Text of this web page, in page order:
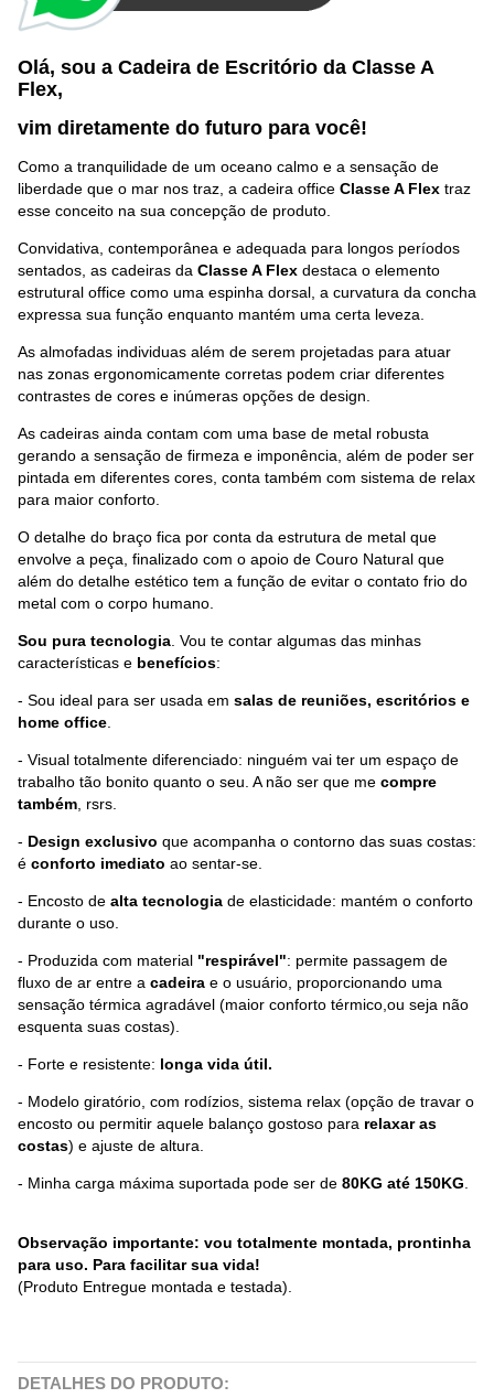
Olá, sou a Cadeira de Escritório da Classe A
Flex,
vim diretamente do futuro para você!
Como a tranquilidade de um oceano calmo e a sensação de
liberdade que o mar nos traz, a cadeira office Classe A Flex traz
esse conceito na sua concepção de produto.
Convidativa, contemporânea e adequada para longos períodos
sentados, as cadeiras da Classe A Flex destaca o elemento
estrutural office como uma espinha dorsal, a curvatura da concha
expressa sua função enquanto mantém uma certa leveza.
As almofadas individuas além de serem projetadas para atuar
nas zonas ergonomicamente corretas podem criar diferentes
contrastes de cores e inúmeras opções de design.
As cadeiras ainda contam com uma base de metal robusta
gerando a sensação de firmeza e imponência, além de poder ser
pintada em diferentes cores, conta também com sistema de relax
para maior conforto.
O detalhe do braço fica por conta da estrutura de metal que
envolve a peça, finalizado com o apoio de Couro Natural que
além do detalhe estético tem a função de evitar o contato frio do
metal com o corpo humano.
Sou pura tecnologia . Vou te contar algumas das minhas
características e benefícios:
- Sou ideal para ser usada em salas de reuniões, escritórios e
home office
- Visual totalmente diferenciado: ninguém vai ter um espaço de
trabalho tão bonito quanto o seu. A não ser que me compre
também , rsrs.
- Design exclusivo que acompanha o contorno das suas costas:
é conforto imediato ao sentar-se.
- Encosto de alta tecnologia de elasticidade: mantém o conforto
durante o uso.
- Produzida com material "respirável": permite passagem de
fluxo de ar entre a cadeira e o usuário, proporcionando uma
sensação térmica agradável (maior conforto térmico,ou seja não
esquenta suas costas).
- Forte e resistente: longa vida útil.
- Modelo giratório, com rodízios, sistema relax (opção de travar o
encosto ou permitir aquele balanço gostoso para relaxar as
costas) e ajuste de altura.
- Minha carga máxima suportada pode ser de 80KG até 150KG
Observação importante: vou totalmente montada, prontinha
para uso. Para facilitar sua vida!
(Produto Entregue montada e testada).
DETALHES DO PRODUTO: